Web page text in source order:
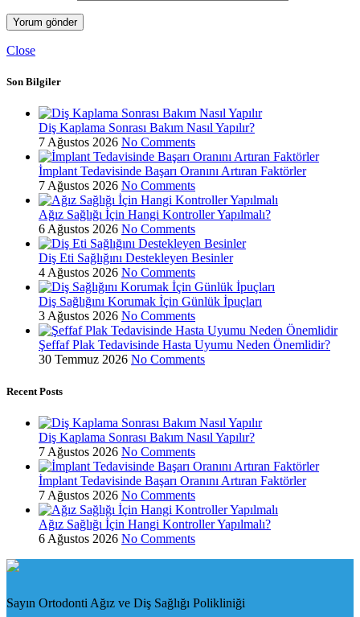
Close
Son Bilgiler
Diş Kaplama Sonrası Bakım Nasıl Yapılır?
7 Ağustos 2026 No Comments
İmplant Tedavisinde Başarı Oranını Artıran Faktörler
7 Ağustos 2026 No Comments
Ağız Sağlığı İçin Hangi Kontroller Yapılmalı?
6 Ağustos 2026 No Comments
Diş Eti Sağlığını Destekleyen Besinler
4 Ağustos 2026 No Comments
Diş Sağlığını Korumak İçin Günlük İpuçları
3 Ağustos 2026 No Comments
Şeffaf Plak Tedavisinde Hasta Uyumu Neden Önemlidir?
30 Temmuz 2026 No Comments
Recent Posts
Diş Kaplama Sonrası Bakım Nasıl Yapılır?
7 Ağustos 2026 No Comments
İmplant Tedavisinde Başarı Oranını Artıran Faktörler
7 Ağustos 2026 No Comments
Ağız Sağlığı İçin Hangi Kontroller Yapılmalı?
6 Ağustos 2026 No Comments
Sayın Ortodonti Ağız ve Diş Sağlığı Polikliniği